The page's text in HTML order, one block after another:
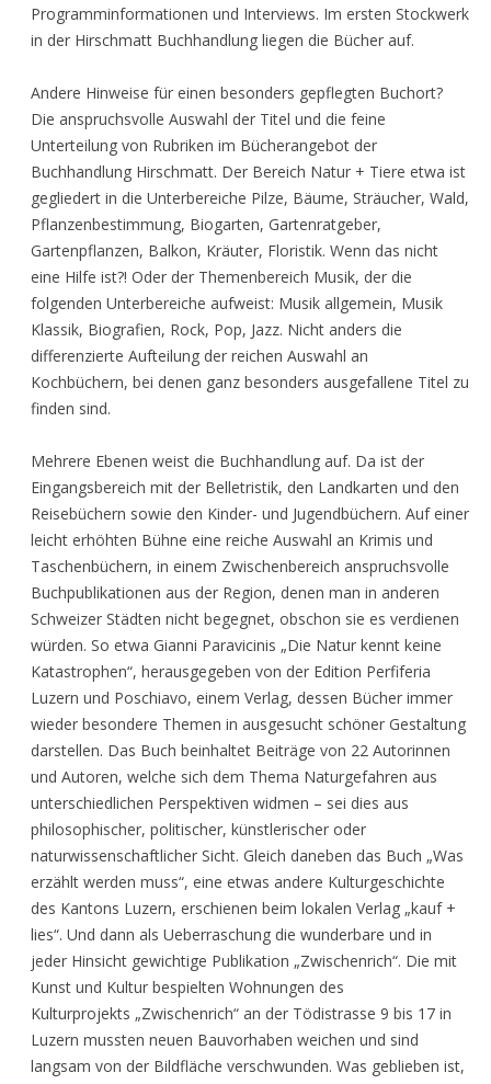
Programminformationen und Interviews. Im ersten Stockwerk
in der Hirschmatt Buchhandlung liegen die Bücher auf.
Andere Hinweise für einen besonders gepflegten Buchort?
Die anspruchsvolle Auswahl der Titel und die feine
Unterteilung von Rubriken im Bücherangebot der
Buchhandlung Hirschmatt. Der Bereich Natur + Tiere etwa ist
gegliedert in die Unterbereiche Pilze, Bäume, Sträucher, Wald,
Pflanzenbestimmung, Biogarten, Gartenratgeber,
Gartenpflanzen, Balkon, Kräuter, Floristik. Wenn das nicht
eine Hilfe ist?! Oder der Themenbereich Musik, der die
folgenden Unterbereiche aufweist: Musik allgemein, Musik
Klassik, Biografien, Rock, Pop, Jazz. Nicht anders die
differenzierte Aufteilung der reichen Auswahl an
Kochbüchern, bei denen ganz besonders ausgefallene Titel zu
finden sind.
Mehrere Ebenen weist die Buchhandlung auf. Da ist der
Eingangsbereich mit der Belletristik, den Landkarten und den
Reisebüchern sowie den Kinder- und Jugendbüchern. Auf einer
leicht erhöhten Bühne eine reiche Auswahl an Krimis und
Taschenbüchern, in einem Zwischenbereich anspruchsvolle
Buchpublikationen aus der Region, denen man in anderen
Schweizer Städten nicht begegnet, obschon sie es verdienen
würden. So etwa Gianni Paravicinis „Die Natur kennt keine
Katastrophen“, herausgegeben von der Edition Perfiferia
Luzern und Poschiavo, einem Verlag, dessen Bücher immer
wieder besondere Themen in ausgesucht schöner Gestaltung
darstellen. Das Buch beinhaltet Beiträge von 22 Autorinnen
und Autoren, welche sich dem Thema Naturgefahren aus
unterschiedlichen Perspektiven widmen – sei dies aus
philosophischer, politischer, künstlerischer oder
naturwissenschaftlicher Sicht. Gleich daneben das Buch „Was
erzählt werden muss“, eine etwas andere Kulturgeschichte
des Kantons Luzern, erschienen beim lokalen Verlag „kauf +
lies“. Und dann als Ueberraschung die wunderbare und in
jeder Hinsicht gewichtige Publikation „Zwischenrich“. Die mit
Kunst und Kultur bespielten Wohnungen des
Kulturprojekts „Zwischenrich“ an der Tödistrasse 9 bis 17 in
Luzern mussten neuen Bauvorhaben weichen und sind
langsam von der Bildfläche verschwunden. Was geblieben ist,